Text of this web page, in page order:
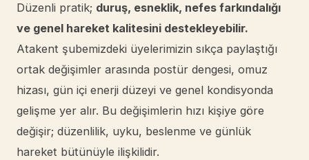
Düzenli pratik; duruş, esneklik, nefes farkındalığı
ve genel hareket kalitesini destekleyebilir.
Atakent şubemizdeki üyelerimizin sıkça paylaştığı
ortak değişimler arasında postür dengesi, omuz
hizası, gün içi enerji düzeyi ve genel kondisyonda
gelişme yer alır. Bu değişimlerin hızı kişiye göre
değişir; düzenlilik, uyku, beslenme ve günlük
hareket bütünüyle ilişkilidir.